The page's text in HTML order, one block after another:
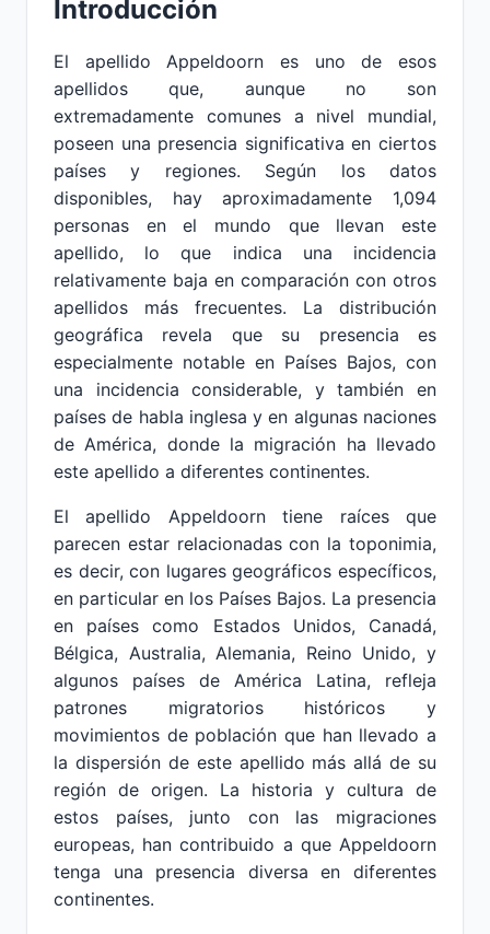
Introducción
El apellido Appeldoorn es uno de esos
apellidos que, aunque no son
extremadamente comunes a nivel mundial,
poseen una presencia significativa en ciertos
países y regiones. Según los datos
disponibles, hay aproximadamente 1,094
personas en el mundo que llevan este
apellido, lo que indica una incidencia
relativamente baja en comparación con otros
apellidos más frecuentes. La distribución
geográfica revela que su presencia es
especialmente notable en Países Bajos, con
una incidencia considerable, y también en
países de habla inglesa y en algunas naciones
de América, donde la migración ha llevado
este apellido a diferentes continentes.
El apellido Appeldoorn tiene raíces que
parecen estar relacionadas con la toponimia,
es decir, con lugares geográficos específicos,
en particular en los Países Bajos. La presencia
en países como Estados Unidos, Canadá,
Bélgica, Australia, Alemania, Reino Unido, y
algunos países de América Latina, refleja
patrones migratorios históricos y
movimientos de población que han llevado a
la dispersión de este apellido más allá de su
región de origen. La historia y cultura de
estos países, junto con las migraciones
europeas, han contribuido a que Appeldoorn
tenga una presencia diversa en diferentes
continentes.